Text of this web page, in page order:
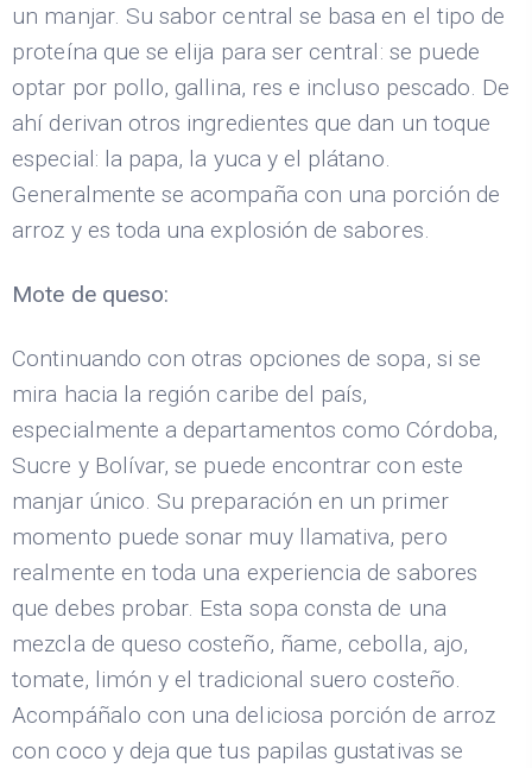
un manjar. Su sabor central se basa en el tipo de
proteína que se elija para ser central: se puede
optar por pollo, gallina, res e incluso pescado. De
ahí derivan otros ingredientes que dan un toque
especial: la papa, la yuca y el plátano.
Generalmente se acompaña con una porción de
arroz y es toda una explosión de sabores.
Mote de queso:
Continuando con otras opciones de sopa, si se
mira hacia la región caribe del país,
especialmente a departamentos como Córdoba,
Sucre y Bolívar, se puede encontrar con este
manjar único. Su preparación en un primer
momento puede sonar muy llamativa, pero
realmente en toda una experiencia de sabores
que debes probar. Esta sopa consta de una
mezcla de queso costeño, ñame, cebolla, ajo,
tomate, limón y el tradicional suero costeño.
Acompáñalo con una deliciosa porción de arroz
con coco y deja que tus papilas gustativas se